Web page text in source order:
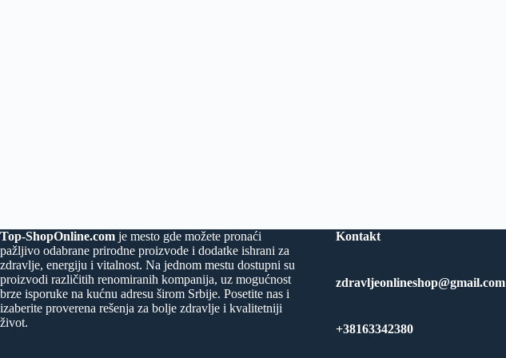
Top-ShopOnline.com je mesto gde možete pronaći
pažljivo odabrane prirodne proizvode i dodatke ishrani za
zdravlje, energiju i vitalnost. Na jednom mestu dostupni su
proizvodi različitih renomiranih kompanija, uz mogućnost
brze isporuke na kućnu adresu širom Srbije. Posetite nas i
izaberite proverena rešenja za bolje zdravlje i kvalitetniji
život.
Kontakt
zdravljeonlineshop@gmail.com
+38163342380